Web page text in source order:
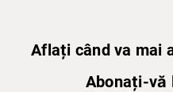
Aflați când va mai
Abonați-vă